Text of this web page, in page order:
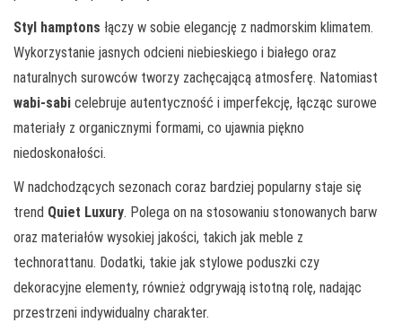
Styl hamptons łączy w sobie elegancję z nadmorskim klimatem.
Wykorzystanie jasnych odcieni niebieskiego i białego oraz
naturalnych surowców tworzy zachęcającą atmosferę. Natomiast
wabi-sabi celebruje autentyczność i imperfekcję, łącząc surowe
materiały z organicznymi formami, co ujawnia piękno
niedoskonałości.
W nadchodzących sezonach coraz bardziej popularny staje się
trend Quiet Luxury. Polega on na stosowaniu stonowanych barw
oraz materiałów wysokiej jakości, takich jak meble z
technorattanu. Dodatki, takie jak stylowe poduszki czy
dekoracyjne elementy, również odgrywają istotną rolę, nadając
przestrzeni indywidualny charakter.